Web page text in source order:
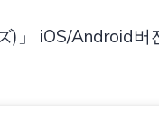
)」 iOS/Android버